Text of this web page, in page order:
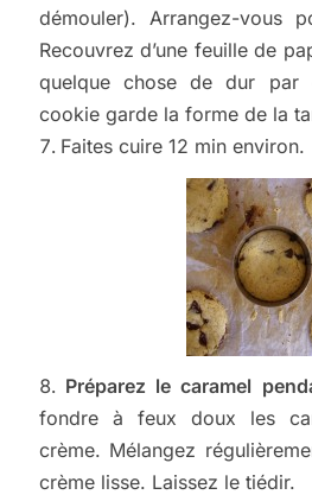
démouler). Arrangez-vous
Recouvrez d’une feuille de
quelque chose de dur par
cookie garde la forme de la
Faites cuire 12 min environ.
Préparez le caramel
fondre à feux doux les
crème. Mélangez
crème lisse. Laissez le tiédir.